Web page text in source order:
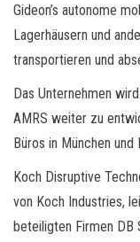
Gideon’s autonome
Lagerhäusern und
transportieren und
Das Unternehmen
AMRS weiter zu
Büros in München
Koch Disruptive
von Koch Industries,
beteiligten Firmen DB